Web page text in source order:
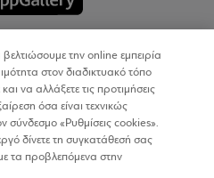
© 2026
Χρήσης
στον Διαδικτυακό Τόπο
την online εμπειρία
στον διαδικτυακό τόπο
να αλλάξετε τις προτιμήσεις
όσα είναι τεχνικώς
«Ρυθμίσεις cookies».
δίνετε τη συγκατάθεσή σας
τα προβλεπόμενα στην